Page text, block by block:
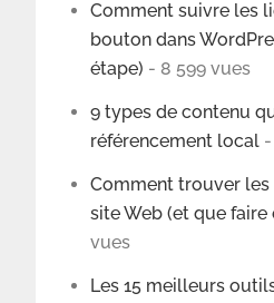
Comment suivre les
bouton dans
étape) - 8 599 vues
9 types de contenu
référencement local
Comment trouver
site Web (et que faire
vues
Les 15 meilleurs